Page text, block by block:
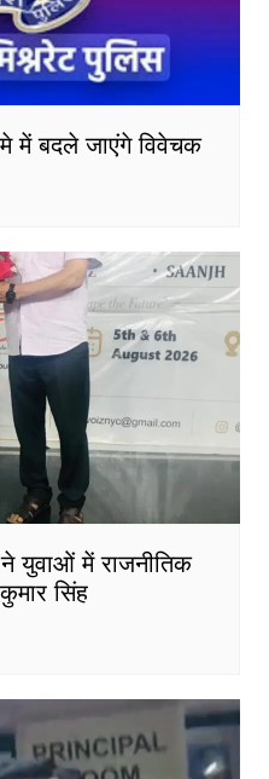
में बदले जाएंगे विवेचक
युवाओं में राजनीतिक
सिंह